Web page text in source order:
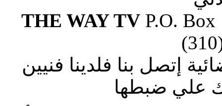
THE WAY TVP.O. Box
إتصل بنا فلدينا فنيين
علي ضبطها